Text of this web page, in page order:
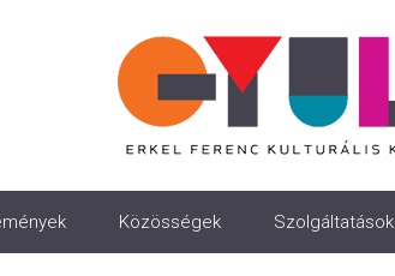
Közösségek Szolgáltatások